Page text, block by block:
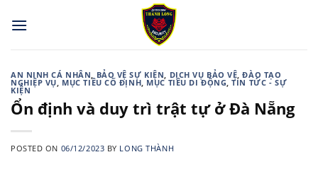
AN NINH CÁ NHÂN, BẢO VỆ SỰ KIỆN, DỊCH VỤ BẢO VỆ,ĐÀO TẠO
NGHIỆP VỤ, MỤC TIÊU CỐ ĐỊNH, MỤC TIÊU DI ĐỘNG,TIN TỨC - SỰ
KIỆN
Ổn định và duy trì trật tự ở Đà Nẵng
POSTED ON 06/12/2023 BY LONG THÀNH